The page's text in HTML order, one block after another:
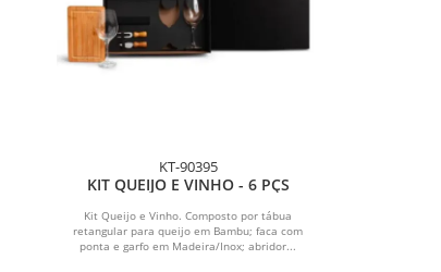
KT-90395
KIT QUEIJO E VINHO - 6 PÇS
Kit Queijo e Vinho. Composto por tábua
retangular para queijo em Bambu; faca com
ponta e garfo em Madeira/Inox; abridor...